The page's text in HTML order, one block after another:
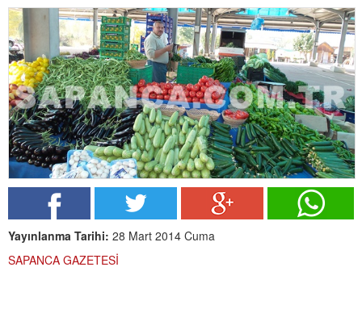
Yayınlanma Tarihi: 28 Mart 2014 Cuma
SAPANCA GAZETESİ